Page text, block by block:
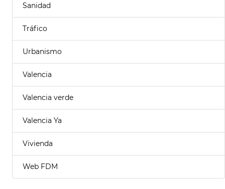
Sanidad
Tráfico
Urbanismo
Valencia
Valencia verde
Valencia Ya
Vivienda
Web FDM